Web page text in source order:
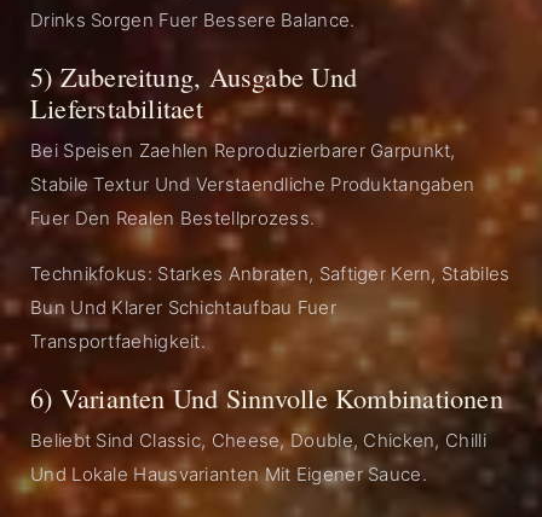
Drinks Sorgen Fuer Bessere Balance.
5) Zubereitung, Ausgabe Und
Lieferstabilitaet
Bei Speisen Zaehlen Reproduzierbarer Garpunkt,
Stabile Textur Und Verstaendliche Produktangaben
Fuer Den Realen Bestellprozess.
Technikfokus: Starkes Anbraten, Saftiger Kern, Stabiles
Bun Und Klarer Schichtaufbau Fuer
Transportfaehigkeit.
6) Varianten Und Sinnvolle Kombinationen
Beliebt Sind Classic, Cheese, Double, Chicken, Chilli
Und Lokale Hausvarianten Mit Eigener Sauce.